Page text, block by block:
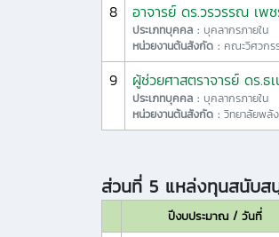
8 อาจารย์ ดร.วรวรรณ เพช
ประเภทบุคคล : บุคลากรภายใ
หน่วยงานต้นสังกัด : คณะวิศวกร
9 ผู้ช่วยศาสตราจารย์ ดร.ธ
ประเภทบุคคล : บุคลากรภายใ
หน่วยงานต้นสังกัด : วิทยาลัยพลั
ส่วนที่ 5 แหล่งทุนสนับส
ปีงบประมาณ / วันที่